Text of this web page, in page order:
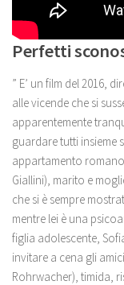
Perfetti
” E’ un film del 2016,
alle vicende che si
apparentemente
guardare tutti insieme
appartamento
Giallini), marito e
che si è sempre
mentre lei è una
figlia adolescente,
invitare a cena gli
Rohrwacher), timida,